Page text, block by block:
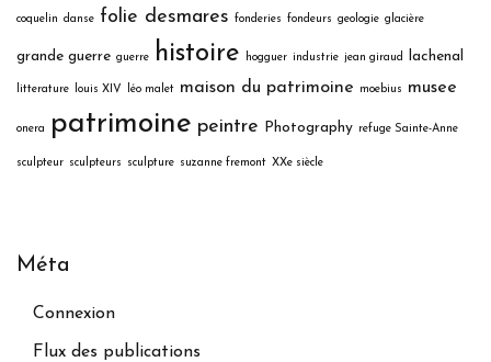
coquelin danse folie desmares fonderies fondeurs geologie glacière
grande guerre guerre histoire hogguer industrie jean giraud lachenal
litterature louis XIV léo malet maison du patrimoine moebius musee
onera patrimoine peintre Photography refuge Sainte-Anne
sculpteur sculpteurs sculpture suzanne fremont XXe siècle
Méta
Connexion
Flux des publications